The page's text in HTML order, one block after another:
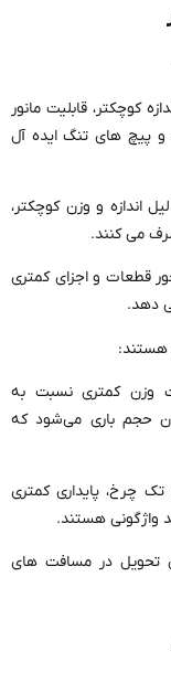
کوچکتر، قابلیت مانور
و پیچ های تنگ ایده آل
اندازه و وزن کوچکتر،
می کنند.
قطعات و اجزای کمتری
دهد.
هستند:
وزن کمتری نسبت به
حجم باری می‌شود که
چرخ، پایداری کمتری
واژگونی هستند.
تحویل در مسافت های